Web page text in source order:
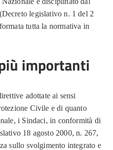
legislativo n. 1 del 2
tutta la normativa in
importanti
adottate ai sensi
Civile e di quanto
i Sindaci, in conformità di
18 agosto 2000, n. 267,
sullo svolgimento integrato e